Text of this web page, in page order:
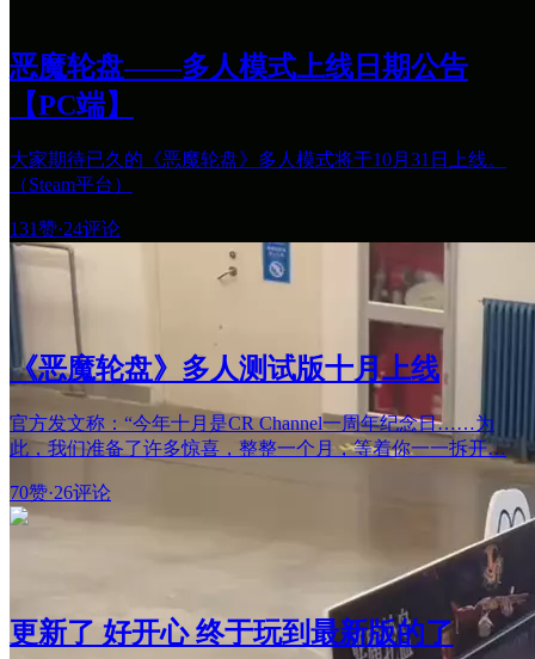
恶魔轮盘——多人模式上线日期公告
【PC端】
大家期待已久的《恶魔轮盘》多人模式将于10月31日上线。
（Steam平台）
131赞·24评论
《恶魔轮盘》多人测试版十月上线
官方发文称：“今年十月是CR Channel一周年纪念日……为
此，我们准备了许多惊喜，整整一个月，等着你一一拆开…
70赞·26评论
更新了 好开心 终于玩到最新版的了